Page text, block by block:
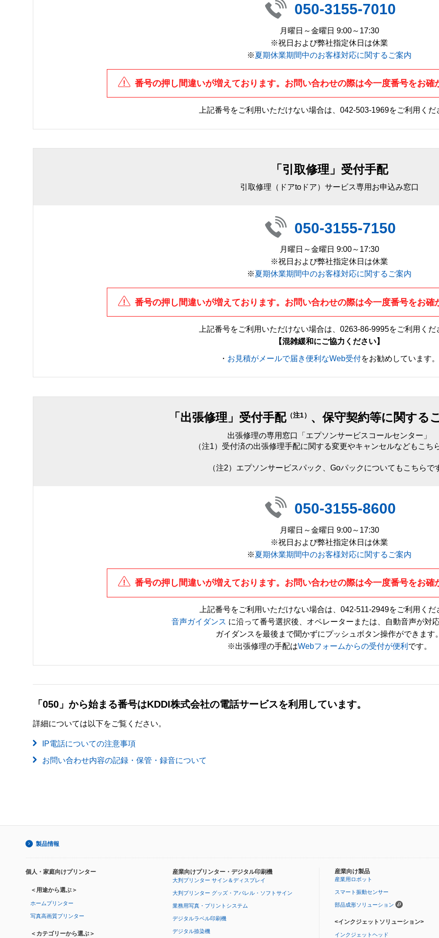
050-3155-7010
月曜日～金曜日 9:00～17:30
※祝日および弊社指定休日は休業
※夏期休業期間中のお客様対応に関するご案内
番号の押し間違いが増えております。お問い合わせの際は今一度番号をお確
上記番号をご利用いただけない場合は、 042-503-1969をご利用くだ
「引取修理」受付手配
引取修理（ドアtoドア）サービス専用お申込み窓口
050-3155-7150
月曜日～金曜日 9:00～17:30
※祝日および弊社指定休日は休業
※夏期休業期間中のお客様対応に関するご案内
番号の押し間違いが増えております。お問い合わせの際は今一度番号をお確
上記番号をご利用いただけない場合は、 0263-86-9995をご利用くだ
【混雑緩和にご協力ください】
・ お見積がメールで届き便利なWeb受付をお勧めしています。
「出張修理」受付手配 （注1） 、保守契約等に関する
出張修理の専用窓口「エプソンサービスコールセンター」
（注1）受付済の出張修理手配に関する変更やキャンセルなどもこち
（注2）エプソンサービスパック、Goパックについてもこちらで
050-3155-8600
月曜日～金曜日 9:00～17:30
※祝日および弊社指定休日は休業
※夏期休業期間中のお客様対応に関するご案内
番号の押し間違いが増えております。お問い合わせの際は今一度番号をお確
上記番号をご利用いただけない場合は、 042-511-2949をご利用くだ
音声ガイダンス に沿って番号選択後、オペレーターまたは、自動音声が対
ガイダンスを最後まで聞かずにプッシュボタン操作ができます
※出張修理の手配はWebフォームからの受付が便利 です。
「050」から始まる番号はKDDI株式会社の電話サービスを利用しています。
詳細については以下をご覧ください。
IP電話についての注意事項
お問い合わせ内容の記録・保管・録音について
製品情報
個人・家庭向けプリンター
＜用途から選ぶ＞
ホームプリンター
写真高画質プリンター
＜カテゴリーから選ぶ＞
産業向けプリンター・デジタル印刷機
大判プリンター サイン＆ディスプレイ
大判プリンター グッズ・アパレル・ソフトサイン
業務用写真・プリントシステム
デジタルラベル印刷機
デジタル捺染機
産業向け製品
産業用ロボット
スマート振動センサー
部品成形ソリューション
<インクジェットソリューション>
インクジェットヘッド